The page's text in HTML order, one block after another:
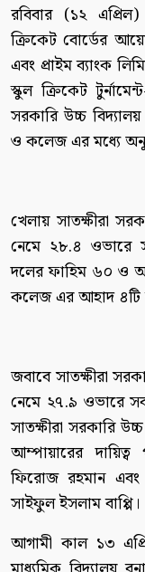
রবিবার (১২ এপ্রিল)
ক্রিকেট বোর্ডের
এবং প্রাইম ব্যাংক
স্কুল ক্রিকেট
সরকারি উচ্চ
ও কলেজ এর মধ্যে
খেলায় সাতক্ষীরা
নেমে ২৮.৪ ওভারে
দলের ফাহিম ৬০ ও
কলেজ এর আহাদ ৪টি
জবাবে সাতক্ষীরা
নেমে ২৭.৯ ওভারে
সাতক্ষীরা সরকারি
আম্পায়ারের
ফিরোজ রহমান এবং
সাইফুল ইসলাম বাপ্পি।
আগামী কাল ১৩